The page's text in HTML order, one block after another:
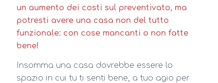
un aumento dei costi sul preventivato, ma
potresti avere una casa non del tutto
funzionale: con cose mancanti o non fatte
bene!
Insomma una casa dovrebbe essere lo
spazio in cui tu ti senti bene, a tuo agio per